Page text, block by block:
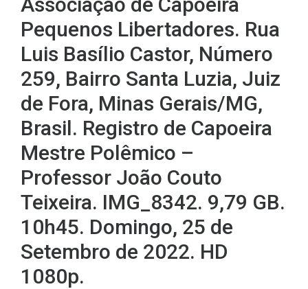
Pequenos Libertadores. Rua
Luis Basílio Castor, Número
259, Bairro Santa Luzia, Juiz
de Fora, Minas Gerais/MG,
Brasil. Registro de Capoeira
Mestre Polêmico –
Professor João Couto
Teixeira. IMG_8342. 9,79 GB.
10h45. Domingo, 25 de
Setembro de 2022. HD
1080p.